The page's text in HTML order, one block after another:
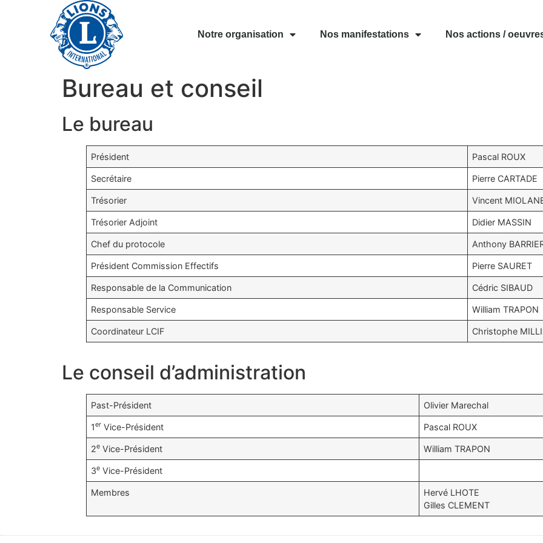
Notre organisation Nos manifestations Nos actions /
Bureau et conseil
Le bureau
Président Pascal ROUX
Secrétaire Pierre CARTADE
Trésorier Vincent
Trésorier Adjoint Didier MASSIN
Chef du protocole Anthony
Président Commission Effectifs Pierre SAURET
Responsable de la Communication Cédric SIBAUD
Responsable Service William TRAPON
Coordinateur LCIF Christophe
Le conseil d’administration
Past-Président Olivier Marechal
1er Vice-Président Pascal ROUX
2e Vice-Président William TRAPON
3e Vice-Président
Membres
Hervé LHOTE
Gilles CLEMENT